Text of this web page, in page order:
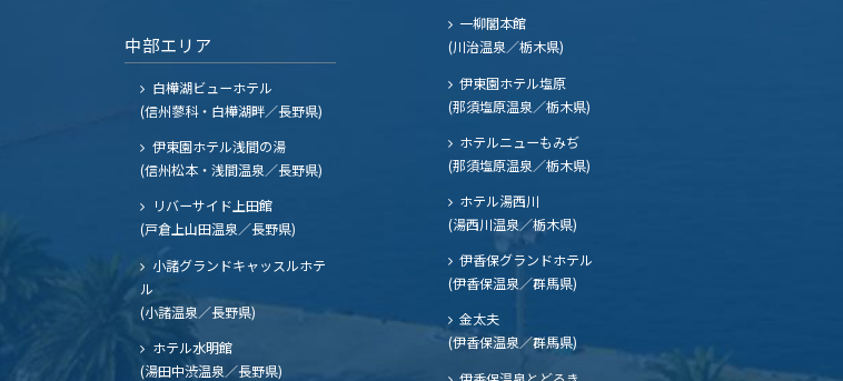
中部エリア
白樺湖ビューホテル
(信州蓼科・白樺湖畔／長野県)
伊東園ホテル浅間の湯
(信州松本・浅間温泉／長野県)
リバーサイド上田館
(戸倉上山田温泉／長野県)
小諸グランドキャッスルホテ
ル
(小諸温泉／長野県)
ホテル水明館
(湯田中渋温泉／長野県)
一柳閣本館
(川治温泉／栃木県)
伊東園ホテル塩原
(那須塩原温泉／栃木県)
ホテルニューもみぢ
(那須塩原温泉／栃木県)
ホテル湯西川
(湯西川温泉／栃木県)
伊香保グランドホテル
(伊香保温泉／群馬県)
金太夫
(伊香保温泉／群馬県)